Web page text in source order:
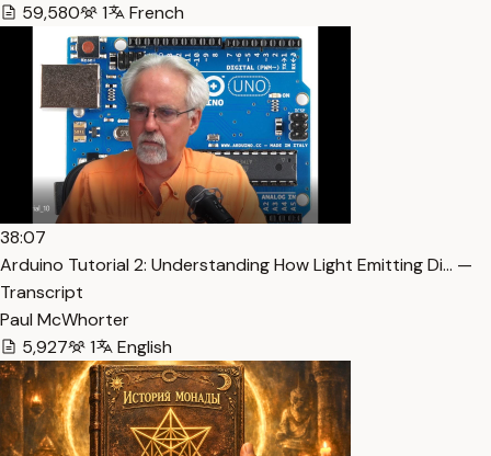
59,580
1 French
38:07
Arduino Tutorial 2: Understanding How Light Emitting Di… —
Transcript
Paul McWhorter
5,927
1 English